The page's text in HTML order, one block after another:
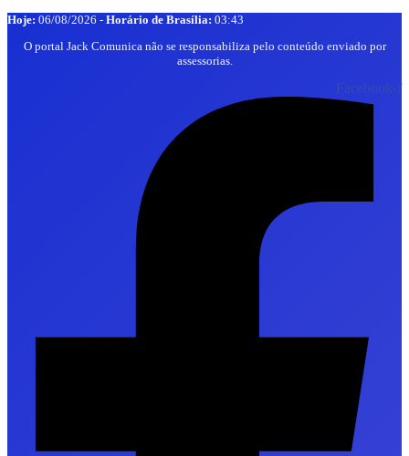
Hoje: 06/08/2026 - Horário de Brasília: 03:43
O portal Jack Comunica não se responsabiliza pelo conteúdo enviado por
assessorias.
Facebook-f